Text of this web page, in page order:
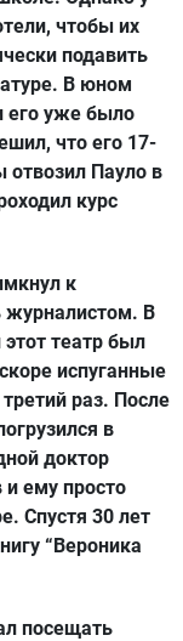
чтобы их
подавить
В юном
его уже было
что его 17-
Пауло в
курс
к
журналистом. В
театр был
испуганные
раз. После
в
доктор
и ему просто
Спустя 30 лет
“Вероника
посещать